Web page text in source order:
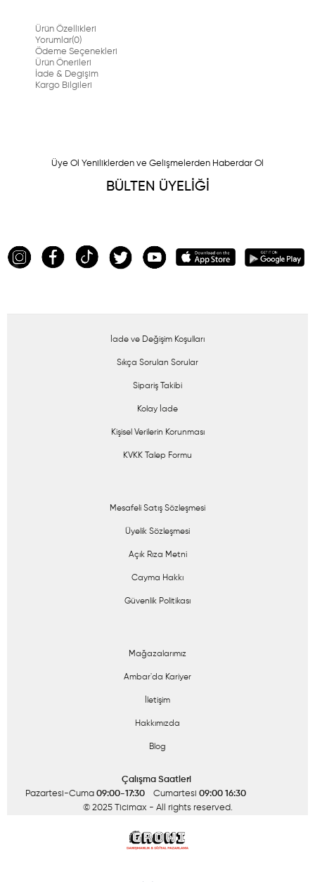
Ürün Özellikleri
Yorumlar(0)
Ödeme Seçenekleri
Ürün Önerileri
İade & Degişim
Kargo Bilgileri
Üye Ol Yeniliklerden ve Gelişmelerden Haberdar Ol
BÜLTEN ÜYELİĞİ
İade ve Değişim Koşulları
Sıkça Sorulan Sorular
Sipariş Takibi
Kolay İade
Kişisel Verilerin Korunması
KVKK Talep Formu
Mesafeli Satış Sözleşmesi
Üyelik Sözleşmesi
Açık Rıza Metni
Cayma Hakkı
Güvenlik Politikası
Mağazalarımız
Ambar'da Kariyer
İletişim
Hakkımızda
Blog
Çalışma Saatleri
Pazartesi-Cuma 09:00-17:30 Cumartesi 09:00 16:30
© 2025 Ticimax - All rights reserved.